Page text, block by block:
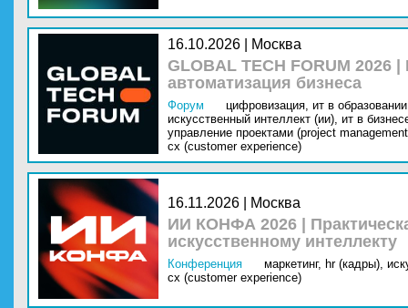
16.10.2026 | Москва
GLOBAL TECH FORUM
автоматизация бизнеса
Форум цифровизация, ит в
искусственный интеллект (ии), ит в
управление проектами (project
cx (customer experience)
16.11.2026 | Москва
ИИ КОНФА 2026 |
искусственному интеллекту
Конференция маркетинг, hr (кадры),
cx (customer experience)